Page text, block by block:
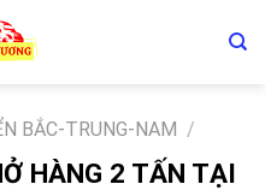
BẮC-TRUNG-NAM /
HÀNG 2 TẤN TẠI